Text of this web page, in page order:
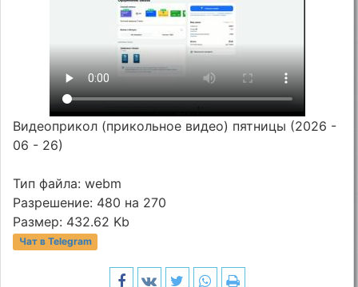
Видеоприкол (прикольное видео) пятницы (2026 -
06 - 26)
Тип файла: webm
Разрешение: 480 на 270
Размер: 432.62 Kb
Чат в Telegram